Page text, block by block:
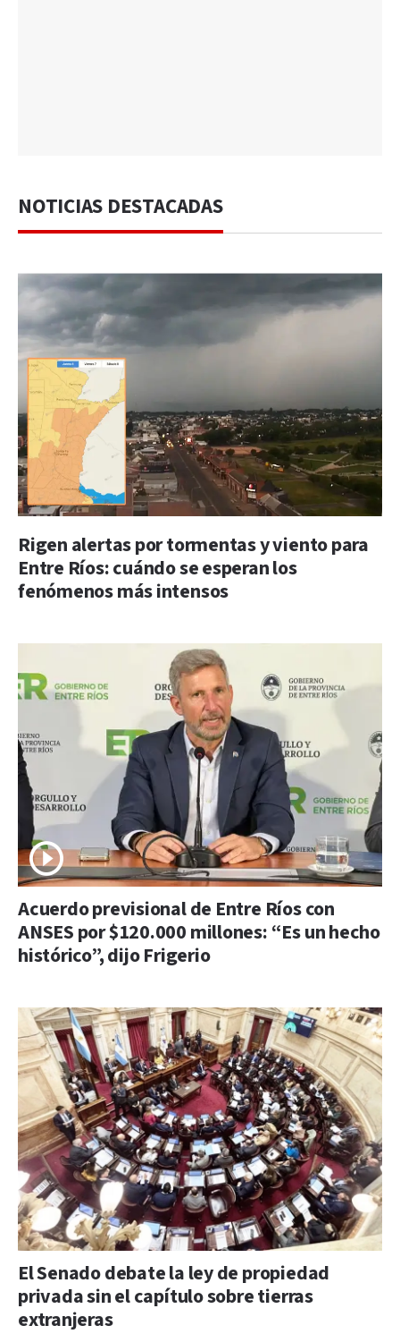
NOTICIAS DESTACADAS
Rigen alertas por tormentas y viento para
Entre Ríos: cuándo se esperan los
fenómenos más intensos
Acuerdo previsional de Entre Ríos con
ANSES por $120.000 millones: “Es un hecho
histórico”, dijo Frigerio
El Senado debate la ley de propiedad
privada sin el capítulo sobre tierras
extranjeras